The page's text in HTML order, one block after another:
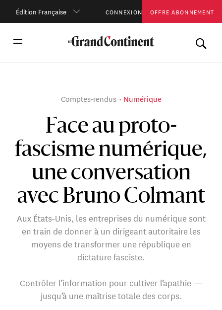
Édition Française CONNEXION OFFRE ABONNEMENT
Face au proto-
fascisme numérique,
une conversation
avec Bruno Colmant
Aux États-Unis, les entreprises du numérique sont
en train de donner à un dirigeant autoritaire les
moyens de transformer une république en
dictature fasciste.
Contrôler l’information pour cultiver l’apathie —
jusqu’à une maîtrise totale des corps.
Comptes-rendus Numérique